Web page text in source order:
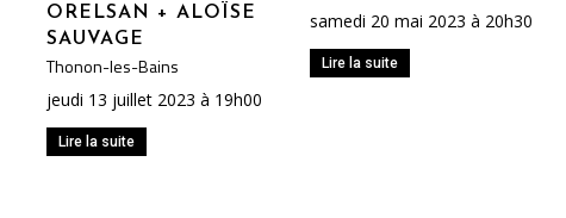
ORELSAN + ALOÏSE
SAUVAGE
Thonon-les-Bains
jeudi 13 juillet 2023 à 19h00
Lire la suite
samedi 20 mai 2023 à 20h30
Lire la suite